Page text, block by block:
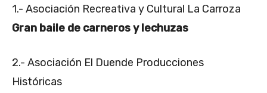
1.- Asociación Recreativa y Cultural La Carroza
Gran baile de carneros y lechuzas
2.- Asociación El Duende Producciones
Históricas